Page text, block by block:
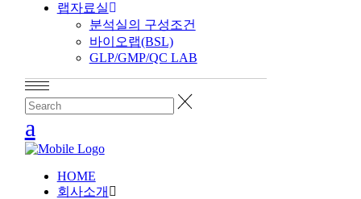
랩자료실
분석실의 구성조건
바이오랩(BSL)
GLP/GMP/QC LAB
HOME
회사소개